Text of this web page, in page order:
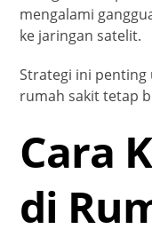
mengalami
ke jaringan satelit.
Strategi ini
rumah sakit tetap
Cara
di